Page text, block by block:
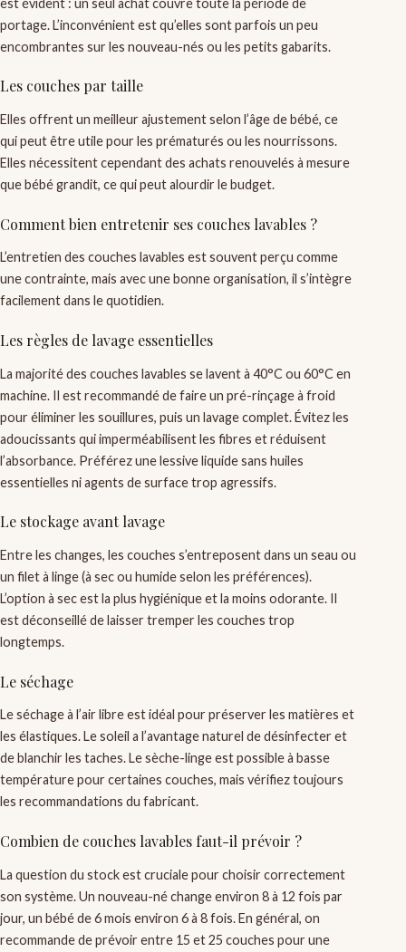
portage. L’inconvénient est qu’elles sont parfois un peu
encombrantes sur les nouveau-nés ou les petits gabarits.
Les couches par taille
Elles offrent un meilleur ajustement selon l’âge de bébé, ce
qui peut être utile pour les prématurés ou les nourrissons.
Elles nécessitent cependant des achats renouvelés à mesure
que bébé grandit, ce qui peut alourdir le budget.
Comment bien entretenir ses couches lavables ?
L’entretien des couches lavables est souvent perçu comme
une contrainte, mais avec une bonne organisation, il s’intègre
facilement dans le quotidien.
Les règles de lavage essentielles
La majorité des couches lavables se lavent à 40°C ou 60°C en
machine. Il est recommandé de faire un pré-rinçage à froid
pour éliminer les souillures, puis un lavage complet. Évitez les
adoucissants qui imperméabilisent les fibres et réduisent
l’absorbance. Préférez une lessive liquide sans huiles
essentielles ni agents de surface trop agressifs.
Le stockage avant lavage
Entre les changes, les couches s’entreposent dans un seau ou
un filet à linge (à sec ou humide selon les préférences).
L’option à sec est la plus hygiénique et la moins odorante. Il
est déconseillé de laisser tremper les couches trop
longtemps.
Le séchage
Le séchage à l’air libre est idéal pour préserver les matières et
les élastiques. Le soleil a l’avantage naturel de désinfecter et
de blanchir les taches. Le sèche-linge est possible à basse
température pour certaines couches, mais vérifiez toujours
les recommandations du fabricant.
Combien de couches lavables faut-il prévoir ?
La question du stock est cruciale pour choisir correctement
son système. Un nouveau-né change environ 8 à 12 fois par
jour, un bébé de 6 mois environ 6 à 8 fois. En général, on
recommande de prévoir entre 15 et 25 couches pour une